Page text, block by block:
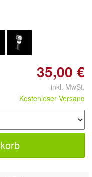
35,00 €
inkl. MwSt.
Kostenloser Versand